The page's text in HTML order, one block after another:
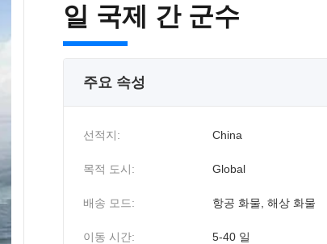
일 국제 간 군수
주요 속성
선적지: China
목적 도시: Global
배송 모드: 항공 화물, 해상 화물
이동 시간: 5-40 일